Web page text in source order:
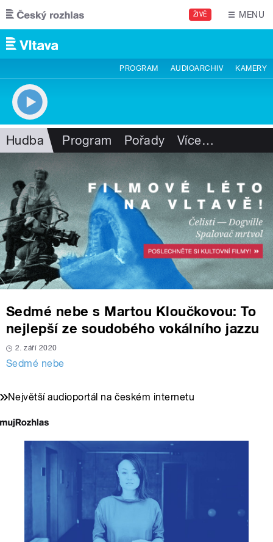
Přejít k hlavnímu obsahu
ŽIVĚ MENU
PROGRAM AUDIOARCHIV KAMERY
Hudba Program Pořady Více…
Sedmé nebe s Martou Kloučkovou: To
nejlepší ze soudobého vokálního jazzu
2. září 2020
Sedmé nebe
Největší audioportál na českém internetu